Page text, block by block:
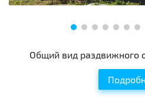
Общий вид раздвижного